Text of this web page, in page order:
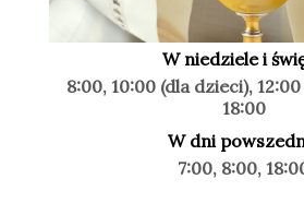
W niedziele i
8:00, 10:00 (dla dzieci),
18:00
W dni
7:00, 8:00,